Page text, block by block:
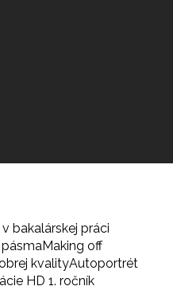
bakalárskej práci
pásmaMaking off
kvalityAutoportrét
HD 1. ročník